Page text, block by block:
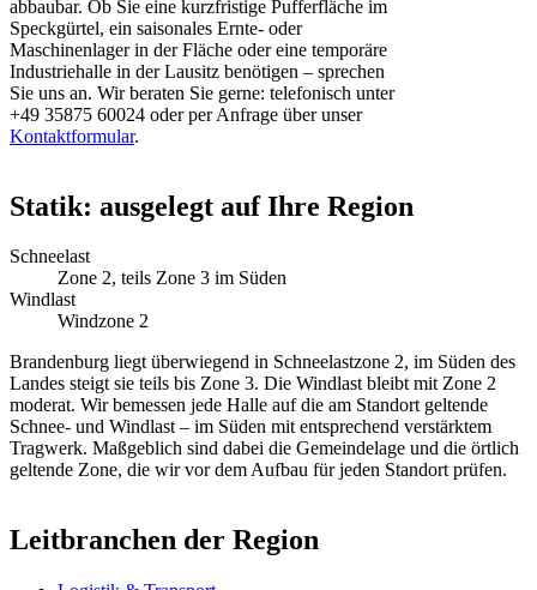
abbaubar. Ob Sie eine kurzfristige Pufferfläche im
Speckgürtel, ein saisonales Ernte- oder
Maschinenlager in der Fläche oder eine temporäre
Industriehalle in der Lausitz benötigen – sprechen
Sie uns an. Wir beraten Sie gerne: telefonisch unter
+49 35875 60024 oder per Anfrage über unser
Kontaktformular.
Statik: ausgelegt auf Ihre Region
Schneelast
Zone 2, teils Zone 3 im Süden
Windlast
Windzone 2
Brandenburg liegt überwiegend in Schneelastzone 2, im Süden des
Landes steigt sie teils bis Zone 3. Die Windlast bleibt mit Zone 2
moderat. Wir bemessen jede Halle auf die am Standort geltende
Schnee- und Windlast – im Süden mit entsprechend verstärktem
Tragwerk. Maßgeblich sind dabei die Gemeindelage und die örtlich
geltende Zone, die wir vor dem Aufbau für jeden Standort prüfen.
Leitbranchen der Region